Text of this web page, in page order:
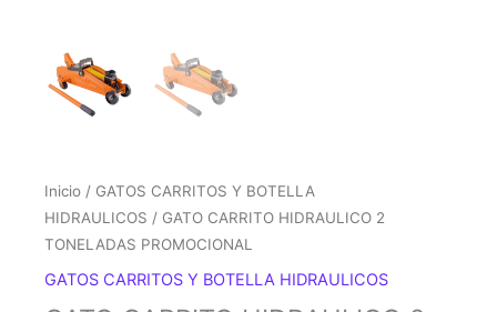
Inicio / GATOS CARRITOS Y BOTELLA
HIDRAULICOS / GATO CARRITO HIDRAULICO 2
TONELADAS PROMOCIONAL
GATOS CARRITOS Y BOTELLA HIDRAULICOS